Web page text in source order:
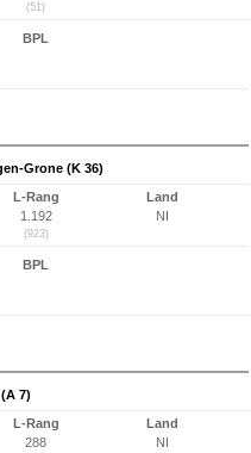
(51)
BPL
Grone (K 36)
L-Rang
1.192
(923)
Land
NI
BPL
7)
L-Rang
288
Land
NI